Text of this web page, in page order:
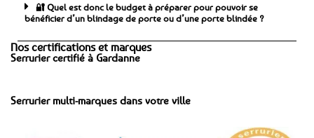
🔐 Quel est donc le budget à préparer pour pouvoir se
bénéficier d’un blindage de porte ou d’une porte blindée ?
Nos certifications et marques
Serrurier certifié à Gardanne
Serrurier multi-marques dans votre ville